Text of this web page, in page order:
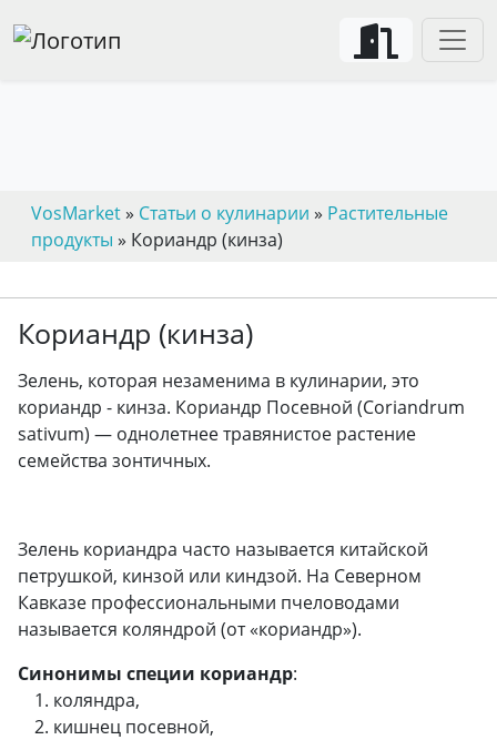
VosMarket» Статьи о кулинарии » Растительные
продукты » Кориандр (кинза)
Кориандр (кинза)
Зелень, которая незаменима в кулинарии, это
кориандр - кинза. Кориандр Посевной (Coriandrum
sativum) — однолетнее травянистое растение
семейства зонтичных.
Зелень кориандра часто называется китайской
петрушкой, кинзой или киндзой. На Северном
Кавказе профессиональными пчеловодами
называется коляндрой (от «кориандр»).
Синонимы специи кориандр:
коляндра,
кишнец посевной,